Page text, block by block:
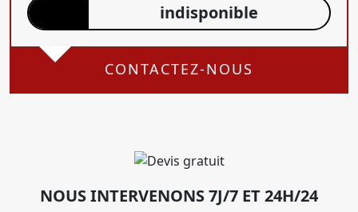
indisponible
CONTACTEZ-NOUS
NOUS INTERVENONS 7J/7 ET 24H/24